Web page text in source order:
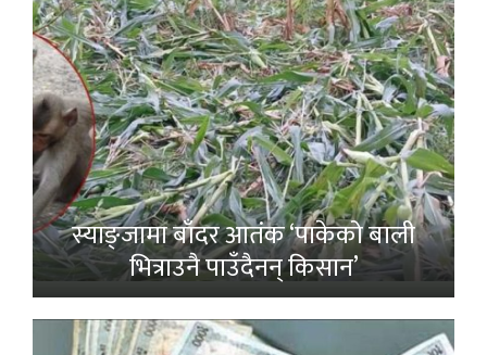
स्याङ्जामा बाँदर आतंक ‘पाकेको बाली
भित्राउनै पाउँदैनन् किसान’